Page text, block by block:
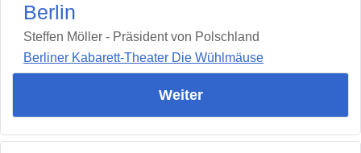
Berlin
Steffen Möller - Präsident von Polschland
Berliner Kabarett-Theater Die Wühlmäuse
Weiter